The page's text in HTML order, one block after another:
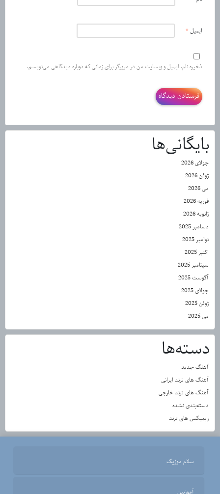
ایمیل *
ذخیره نام، ایمیل و وبسایت من در مرورگر برای زمانی که دوباره دیدگاهی می‌نویسم.
بایگانی‌ها
جولای 2026
ژوئن 2026
می 2026
فوریه 2026
ژانویه 2026
دسامبر 2025
نوامبر 2025
اکتبر 2025
سپتامبر 2025
آگوست 2025
جولای 2025
ژوئن 2025
می 2025
دسته‌ها
آهنگ جدید
آهنگ های ترند ایرانی
آهنگ های ترند خارجی
دسته‌بندی نشده
ریمیکس های ترند
سلام موزیک
آموزبین